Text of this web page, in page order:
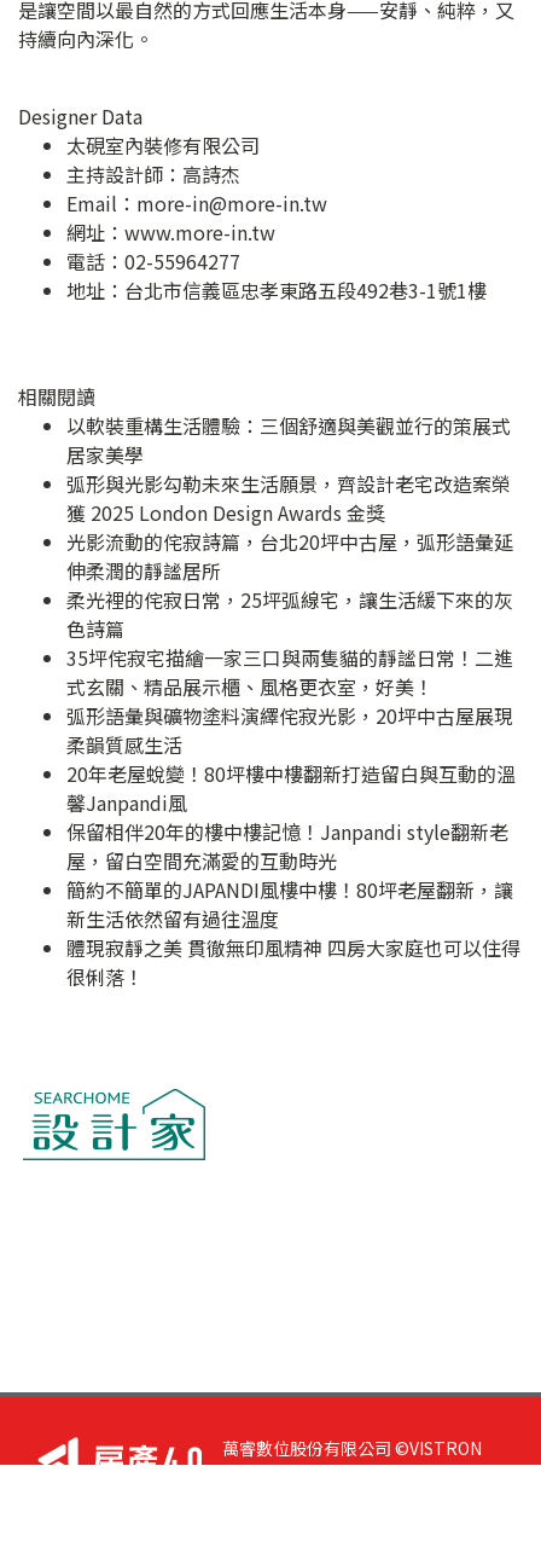
是讓空間以最自然的方式回應生活本身——安靜、純粹，又
持續向內深化。
Designer Data
太硯室內裝修有限公司
主持設計師：高詩杰
Email： more-in@more-in.tw
網址： www.more-in.tw
電話：02-55964277
地址： 台北市信義區忠孝東路五段492巷3-1號1樓
相關閱讀
以軟裝重構生活體驗：三個舒適與美觀並行的策展式
居家美學
弧形與光影勾勒未來生活願景，齊設計老宅改造案榮
獲 2025 London Design Awards 金獎
光影流動的侘寂詩篇，台北20坪中古屋，弧形語彙延
伸柔潤的靜謐居所
柔光裡的侘寂日常，25坪弧線宅，讓生活緩下來的灰
色詩篇
35坪侘寂宅描繪一家三口與兩隻貓的靜謐日常！二進
式玄關、精品展示櫃、風格更衣室，好美！
弧形語彙與礦物塗料演繹侘寂光影，20坪中古屋展現
柔韻質感生活
20年老屋蛻變！80坪樓中樓翻新打造留白與互動的溫
馨Janpandi風
保留相伴20年的樓中樓記憶！Janpandi style翻新老
屋，留白空間充滿愛的互動時光
簡約不簡單的JAPANDI風樓中樓！80坪老屋翻新，讓
新生活依然留有過往溫度
體現寂靜之美 貫徹無印風精神 四房大家庭也可以住得
很俐落！
萬睿數位股份有限公司 ©VISTRON
DIGITAL All Right Reserved. 若您有任